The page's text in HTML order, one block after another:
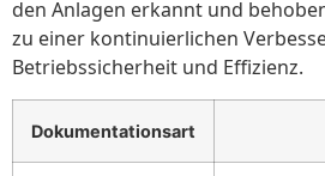
den Anlagen erkannt und
zu einer kontinuierlichen
Betriebssicherheit und Effizienz.
Dokumentationsart